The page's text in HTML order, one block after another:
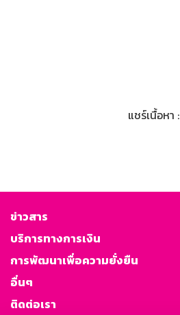
แชร์เนื้อหา :
ข่าวสาร
บริการทางการเงิน
การพัฒนาเพื่อความยั่งยืน
อื่นๆ
ติดต่อเรา